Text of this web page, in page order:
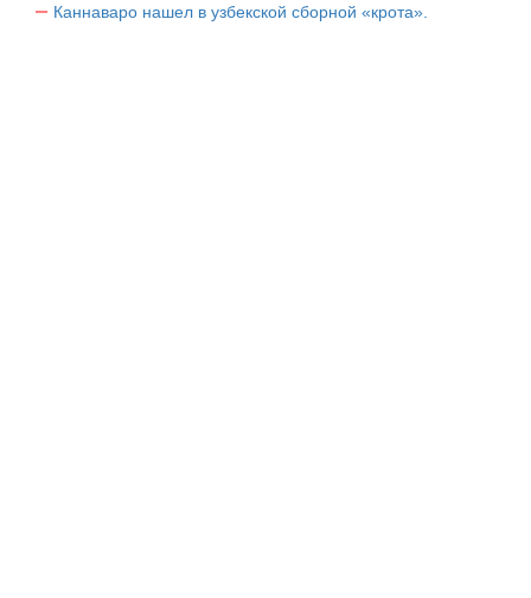
Каннаваро нашел в узбекской сборной «крота».